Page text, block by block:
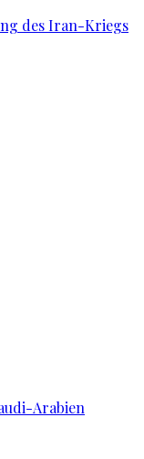
des Iran-Kriegs
Arabien